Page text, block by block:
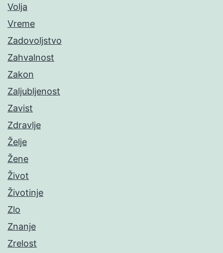
Volja
Vreme
Zadovoljstvo
Zahvalnost
Zakon
Zaljubljenost
Zavist
Zdravlje
Želje
Žene
Život
Životinje
Zlo
Znanje
Zrelost